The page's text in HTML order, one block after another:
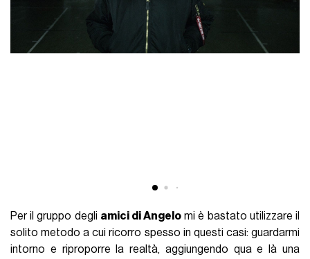
Per il gruppo degli amici di Angelo mi è bastato utilizzare il
solito metodo a cui ricorro spesso in questi casi: guardarmi
intorno e riproporre la realtà, aggiungendo qua e là una